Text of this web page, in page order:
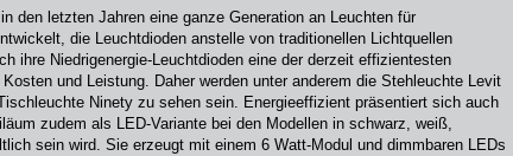
den letzten Jahren eine ganze Generation an Leuchten für
die Leuchtdioden anstelle von traditionellen Lichtquellen
ihre Niedrigenergie-Leuchtdioden eine der derzeit effizientesten
und Leistung. Daher werden unter anderem die Stehleuchte Levit
Ninety zu sehen sein. Energieeffizient präsentiert sich auch
zudem als LED-Variante bei den Modellen in schwarz, weiß,
sein wird. Sie erzeugt mit einem 6 Watt-Modul und dimmbaren LEDs